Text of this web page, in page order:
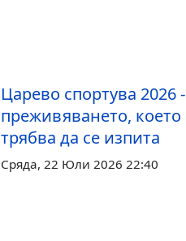
Царево спортува 2026 -
преживяването, което
трябва да се изпита
Сряда, 22 Юли 2026 22:40